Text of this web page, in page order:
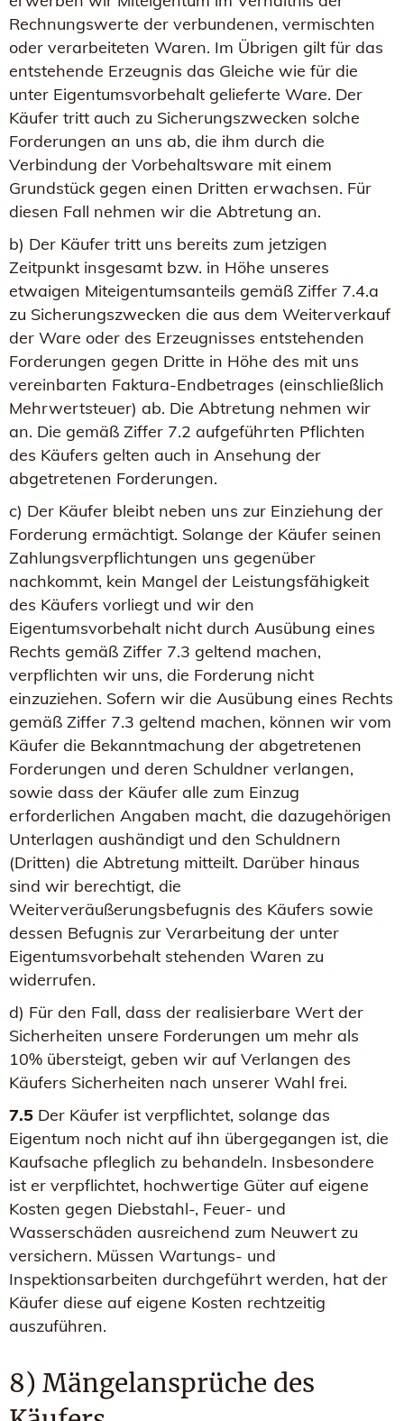
Rechnungswerte der verbundenen, vermischten
oder verarbeiteten Waren. Im Übrigen gilt für das
entstehende Erzeugnis das Gleiche wie für die
unter Eigentumsvorbehalt gelieferte Ware. Der
Käufer tritt auch zu Sicherungszwecken solche
Forderungen an uns ab, die ihm durch die
Verbindung der Vorbehaltsware mit einem
Grundstück gegen einen Dritten erwachsen. Für
diesen Fall nehmen wir die Abtretung an.
b) Der Käufer tritt uns bereits zum jetzigen
Zeitpunkt insgesamt bzw. in Höhe unseres
etwaigen Miteigentumsanteils gemäß Ziffer 7.4.a
zu Sicherungszwecken die aus dem Weiterverkauf
der Ware oder des Erzeugnisses entstehenden
Forderungen gegen Dritte in Höhe des mit uns
vereinbarten Faktura-Endbetrages (einschließlich
Mehrwertsteuer) ab. Die Abtretung nehmen wir
an. Die gemäß Ziffer 7.2 aufgeführten Pflichten
des Käufers gelten auch in Ansehung der
abgetretenen Forderungen.
c) Der Käufer bleibt neben uns zur Einziehung der
Forderung ermächtigt. Solange der Käufer seinen
Zahlungsverpflichtungen uns gegenüber
nachkommt, kein Mangel der Leistungsfähigkeit
des Käufers vorliegt und wir den
Eigentumsvorbehalt nicht durch Ausübung eines
Rechts gemäß Ziffer 7.3 geltend machen,
verpflichten wir uns, die Forderung nicht
einzuziehen. Sofern wir die Ausübung eines Rechts
gemäß Ziffer 7.3 geltend machen, können wir vom
Käufer die Bekanntmachung der abgetretenen
Forderungen und deren Schuldner verlangen,
sowie dass der Käufer alle zum Einzug
erforderlichen Angaben macht, die dazugehörigen
Unterlagen aushändigt und den Schuldnern
(Dritten) die Abtretung mitteilt. Darüber hinaus
sind wir berechtigt, die
Weiterveräußerungsbefugnis des Käufers sowie
dessen Befugnis zur Verarbeitung der unter
Eigentumsvorbehalt stehenden Waren zu
widerrufen.
d) Für den Fall, dass der realisierbare Wert der
Sicherheiten unsere Forderungen um mehr als
10% übersteigt, geben wir auf Verlangen des
Käufers Sicherheiten nach unserer Wahl frei.
7.5 Der Käufer ist verpflichtet, solange das
Eigentum noch nicht auf ihn übergegangen ist, die
Kaufsache pfleglich zu behandeln. Insbesondere
ist er verpflichtet, hochwertige Güter auf eigene
Kosten gegen Diebstahl-, Feuer- und
Wasserschäden ausreichend zum Neuwert zu
versichern. Müssen Wartungs- und
Inspektionsarbeiten durchgeführt werden, hat der
Käufer diese auf eigene Kosten rechtzeitig
auszuführen.
8) Mängelansprüche des